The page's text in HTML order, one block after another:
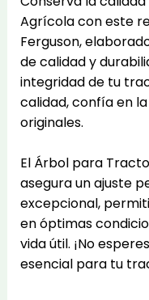
Agrícola con este
Ferguson,
de calidad y
integridad de tu
calidad, confía en
originales.
El Árbol para
asegura un ajuste
excepcional,
en óptimas
vida útil. ¡No
esencial para tu